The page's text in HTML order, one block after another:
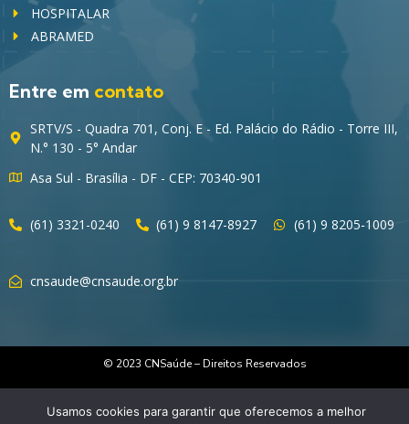
HOSPITALAR
ABRAMED
Entre em contato
SRTV/S - Quadra 701, Conj. E - Ed. Palácio do Rádio - Torre III,
N.° 130 - 5° Andar
Asa Sul - Brasília - DF - CEP: 70340-901
(61) 3321-0240 (61) 9 8147-8927 (61) 9 8205-1009
cnsaude@cnsaude.org.br
© 2023 CNSaúde – Direitos Reservados
Usamos cookies para garantir que oferecemos a melhor